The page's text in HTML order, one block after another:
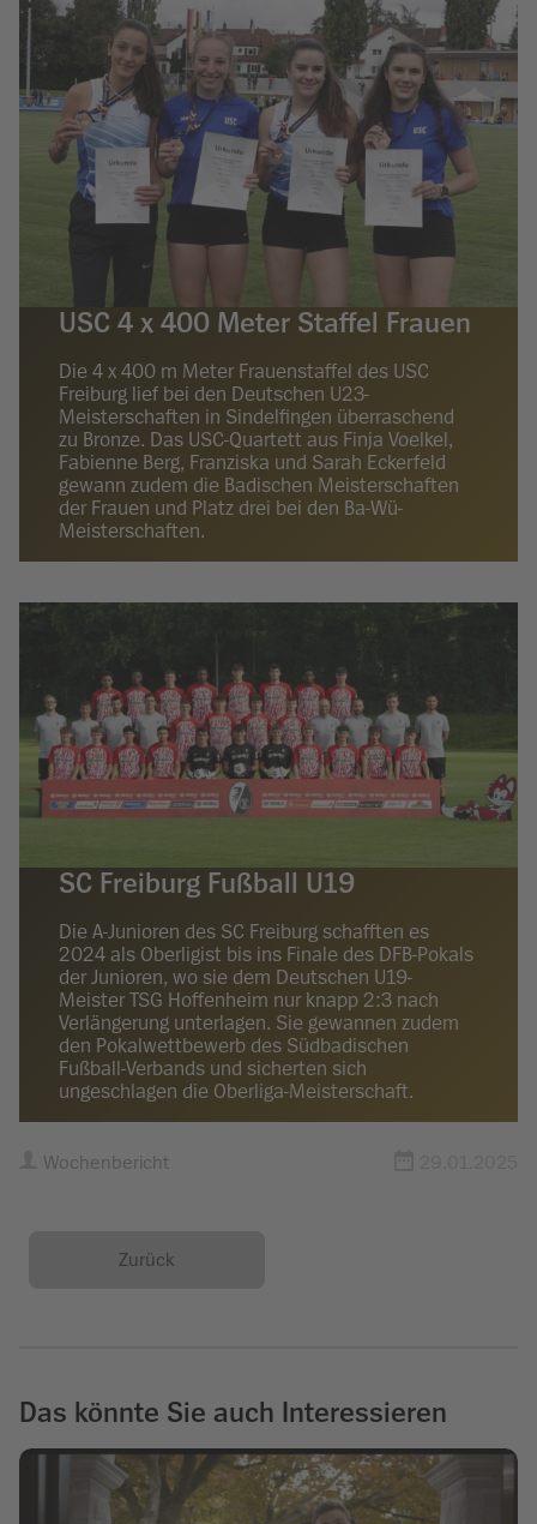
USC 4 x 400 Meter Staffel Frauen
Die 4 x 400 m Meter Frauenstaffel des USC
Freiburg lief bei den Deutschen U23-
Meisterschaften in Sindelfingen überraschend
zu Bronze. Das USC-Quartett aus Finja Voelkel,
Fabienne Berg, Franziska und Sarah Eckerfeld
gewann zudem die Badischen Meisterschaften
der Frauen und Platz drei bei den Ba-Wü-
Meisterschaften.
SC Freiburg Fußball U19
Die A-Junioren des SC Freiburg schafften es
2024 als Oberligist bis ins Finale des DFB-Pokals
der Junioren, wo sie dem Deutschen U19-
Meister TSG Hoffenheim nur knapp 2:3 nach
Verlängerung unterlagen. Sie gewannen zudem
den Pokalwettbewerb des Südbadischen
Fußball-Verbands und sicherten sich
ungeschlagen die Oberliga-Meisterschaft.
Wochenbericht
Zurück
Das könnte Sie auch Interessieren